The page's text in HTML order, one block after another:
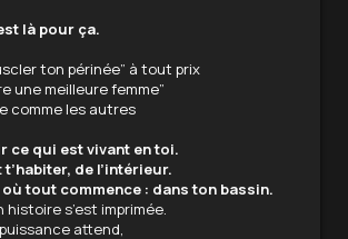
là pour ça.
ton périnée” à tout prix
une meilleure femme”
comme les autres
ce qui est vivant en toi.
de l’intérieur.
tout commence : dans ton bassin.
histoire s’est imprimée.
attend,